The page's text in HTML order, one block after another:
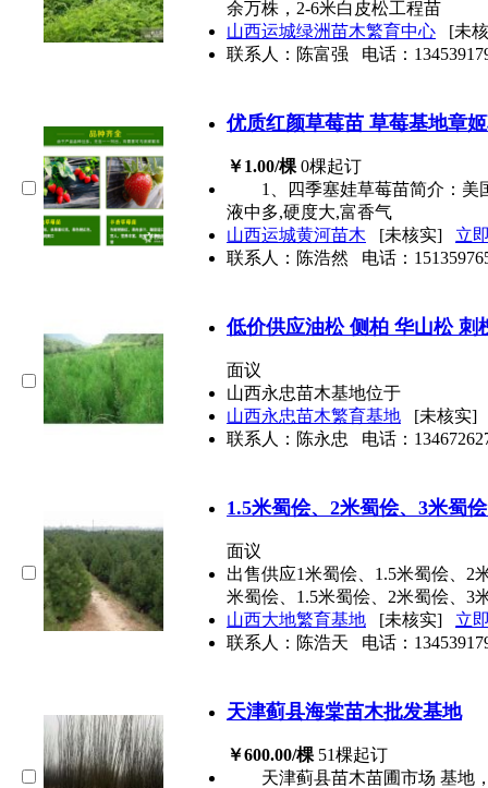
余万株，2-6米白皮松工程苗
山西运城绿洲苗木繁育中心
[未
联系人：陈富强
电话：
优质红颜草莓苗 草莓基地章
￥1.00/棵 0棵起订
1、四季塞娃草莓苗简介：美国
液中多,硬度大,富香气
山西运城黄河苗木
[未核实] 立
联系人：陈浩然
电话：
低价供应油松 侧柏 华山松 刺
面议
山西永忠苗木基地位于
山西永忠苗木繁育基地
[未核实
联系人：陈永忠
电话：
1.5米蜀侩、2米蜀侩、3米蜀
面议
出售供应1米蜀侩、1.5米蜀侩、2
米蜀侩、1.5米蜀侩、2米蜀侩、3
山西大地繁育基地
[未核实] 立
联系人：陈浩天
电话：
天津蓟县海棠苗木批发基地
￥600.00/棵 51棵起订
天津蓟县苗木苗圃市场 基地，